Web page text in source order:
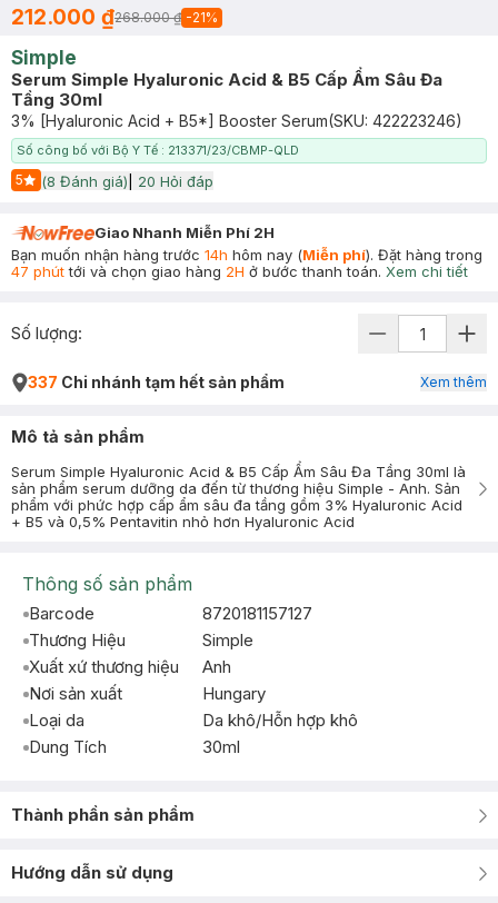
212.000 ₫268.000 ₫ -21%
Simple
Serum Simple Hyaluronic Acid & B5 Cấp Ẩm Sâu Đa
Tầng 30ml
3% [Hyaluronic Acid + B5*] Booster Serum(SKU: 422223246)
Số công bố với Bộ Y Tế : 213371/23/CBMP-QLD
5
Start Icon
(8 Đánh giá) 20 Hỏi đáp
Giao Nhanh Miễn Phí 2H
Bạn muốn nhận hàng trước 14h hôm nay (Miễn phí). Đặt hàng trong
47 phúttới và chọn giao hàng 2H ở bước thanh toán. Xem chi tiết
Số lượng:
337 Chi nhánh tạm hết sản phẩm Xem thêm
Mô tả sản phẩm
Serum Simple Hyaluronic Acid & B5 Cấp Ẩm Sâu Đa Tầng 30ml là
sản phẩm serum dưỡng da đến từ thương hiệu Simple - Anh. Sản
phẩm với phức hợp cấp ẩm sâu đa tầng gồm 3% Hyaluronic Acid
+ B5 và 0,5% Pentavitin nhỏ hơn Hyaluronic Acid
Thông số sản phẩm
Barcode
8720181157127
Thương Hiệu
Simple
Xuất xứ thương hiệu
Anh
Nơi sản xuất
Hungary
Loại da
Da khô/Hỗn hợp khô
Dung Tích
30ml
Thành phần sản phẩm
Hướng dẫn sử dụng